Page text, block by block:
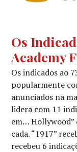
BAFTA,
NOTÍCIAS
DE
Os
Academy
Os indicados ao
popularmente
anunciados na
lidera com 11
em… Hollywood”
cada. “1917”
recebeu 6